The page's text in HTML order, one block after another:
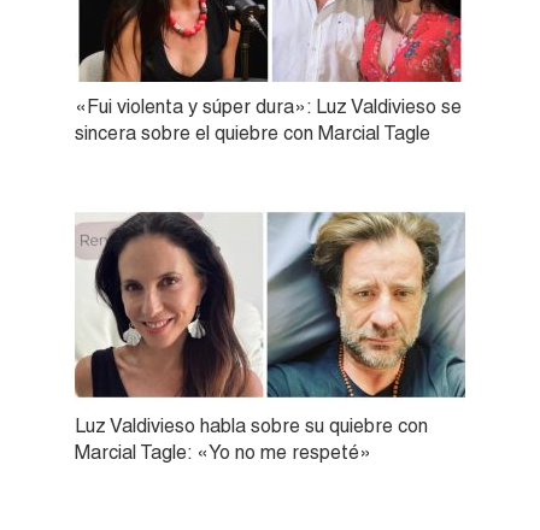
«Fui violenta y súper dura»: Luz Valdivieso se
sincera sobre el quiebre con Marcial Tagle
Luz Valdivieso habla sobre su quiebre con
Marcial Tagle: «Yo no me respeté»